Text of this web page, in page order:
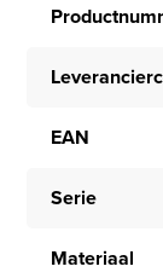
EAN
Serie
Materiaal